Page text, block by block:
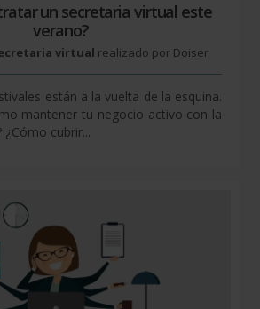
un secretaria virtual este
verano?
virtual realizado por Doiser
están a la vuelta de la esquina.
mantener tu negocio activo con la
cubrir...